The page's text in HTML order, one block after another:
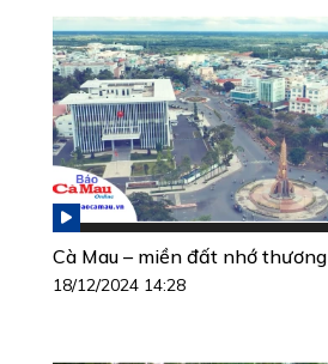
Cà Mau – miền đất nhớ thương
18/12/2024 14:28